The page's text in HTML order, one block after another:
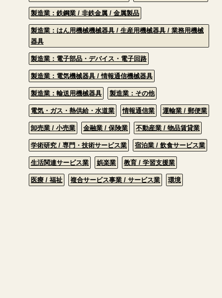
製造業：鉄鋼業 / 非鉄金属 / 金属製品
製造業：はん用機械機械器具 / 生産用機械器具 / 業務用機械
器具
製造業：電子部品・デバイス・電子回路
製造業：電気機械器具 / 情報通信機械器具
製造業：輸送用機械器具 製造業：その他
電気・ガス・熱供給・水道業 情報通信業 運輸業 / 郵便業
卸売業 / 小売業 金融業 / 保険業 不動産業 / 物品賃貸業
学術研究 / 専門・技術サービス業 宿泊業 / 飲食サービス業
生活関連サービス業 娯楽業 教育 / 学習支援業
医療 / 福祉 複合サービス事業 / サービス業 環境